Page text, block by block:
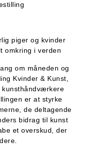
piger og kvinder
omkring i verden
om måneden og
Kvinder & Kunst,
kunsthåndværkere
er at styrke
de deltagende
bidrag til kunst
et overskud, der